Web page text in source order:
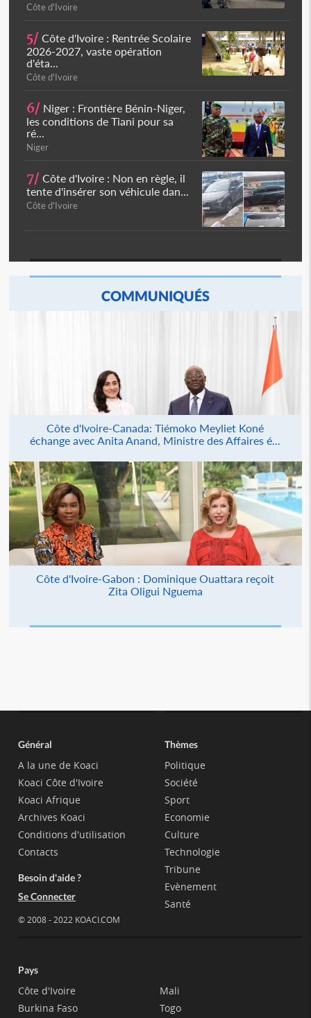
Côte d'Ivoire
5/ Côte d'Ivoire : Rentrée Scolaire
2026-2027, vaste opération
d'éta...
Côte d'Ivoire
6/ Niger : Frontière Bénin-Niger,
les conditions de Tiani pour sa
ré...
Niger
7/ Côte d'Ivoire : Non en règle, il
tente d'insérer son véhicule dan...
Côte d'Ivoire
COMMUNIQUÉS
Côte d'Ivoire-Canada: Tiémoko Meyliet Koné
échange avec Anita Anand, Ministre des Affaires é...
Côte d'Ivoire-Gabon : Dominique Ouattara reçoit
Zita Oligui Nguema
Général
A la une de Koaci
Koaci Côte d'Ivoire
Koaci Afrique
Archives Koaci
Conditions d'utilisation
Contacts
Besoin d'aide ?
Se Connecter
© 2008 - 2022 KOACI.COM
Thèmes
Politique
Société
Sport
Economie
Culture
Technologie
Tribune
Evènement
Santé
Pays
Côte d'Ivoire
Burkina Faso
Mali
Togo